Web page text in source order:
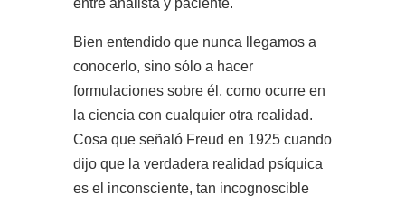
entre analista y paciente.
Bien entendido que nunca llegamos a
conocerlo, sino sólo a hacer
formulaciones sobre él, como ocurre en
la ciencia con cualquier otra realidad.
Cosa que señaló Freud en 1925 cuando
dijo que la verdadera realidad psíquica
es el inconsciente, tan incognoscible